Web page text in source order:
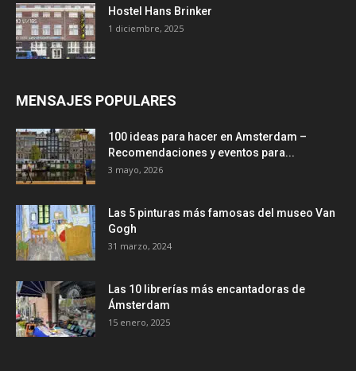
Hostel Hans Brinker
1 diciembre, 2025
MENSAJES POPULARES
100 ideas para hacer en Amsterdam –
Recomendaciones y eventos para...
3 mayo, 2026
Las 5 pinturas más famosas del museo Van
Gogh
31 marzo, 2024
Las 10 librerías más encantadoras de
Ámsterdam
15 enero, 2025